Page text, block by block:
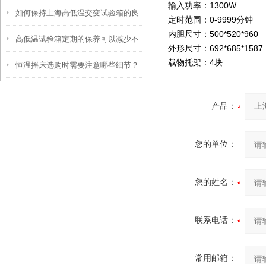
在得聚防潮箱储存
如何保持上海高低温交变试验箱的良
好工作状态？
高低温试验箱定期的保养可以减少不
必要的损失
恒温摇床选购时需要注意哪些细节？
输入功率：1300W
定时范围：0-9999分钟
内胆尺寸：500*520*960
外形尺寸：692*685*1587
载物托架：4块
产品：
您的单位：
您的姓名：
联系电话：
常用邮箱：